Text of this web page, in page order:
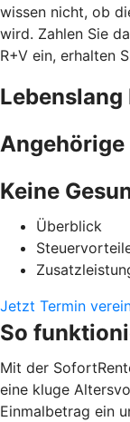
wissen nicht, ob
wird. Zahlen Sie
R+V ein, erhalten
Lebenslang
Keine
Überblick
Jetzt Termin
So
Mit der
eine kluge
Einmalbetrag ein